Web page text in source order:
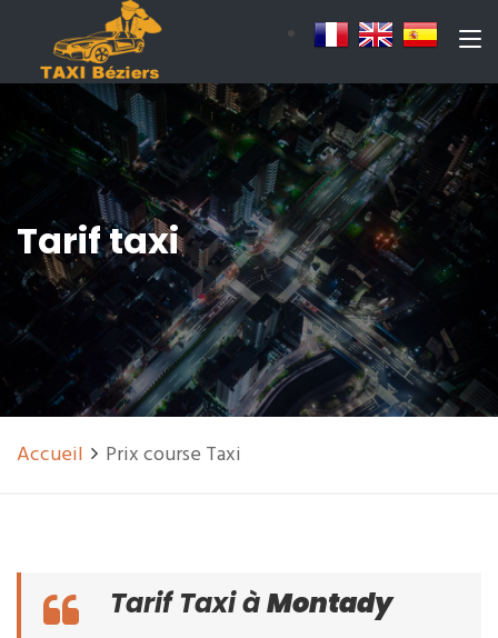
Tarif taxi
Accueil Prix course Taxi
Tarif Taxi àMontady